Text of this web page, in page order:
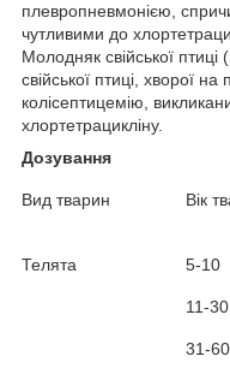
плевропневмонією,
чутливими до
Молодняк свійської птиці
свійської птиці, хворої
колісептицемію,
хлортетрацикліну.
Дозування
Вид тварин Вік
Телята 5-10
11-30
31-60